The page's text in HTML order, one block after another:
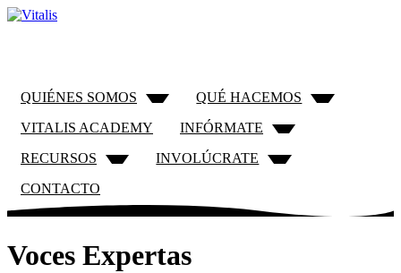
QUIÉNES SOMOS
QUÉ HACEMOS
VITALIS ACADEMY
INFÓRMATE
RECURSOS
INVOLÚCRATE
CONTACTO
Voces Expertas